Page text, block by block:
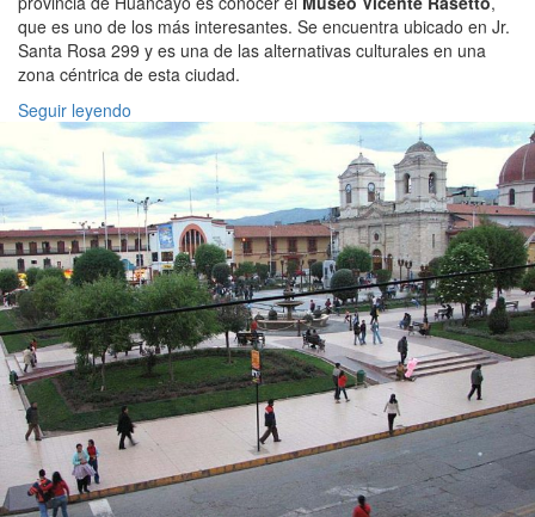
que es uno de los más interesantes. Se encuentra ubicado en Jr.
Santa Rosa 299 y es una de las alternativas culturales en una
zona céntrica de esta ciudad.
Seguir leyendo